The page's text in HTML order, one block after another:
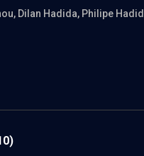
, Dilan Hadida, Philipe